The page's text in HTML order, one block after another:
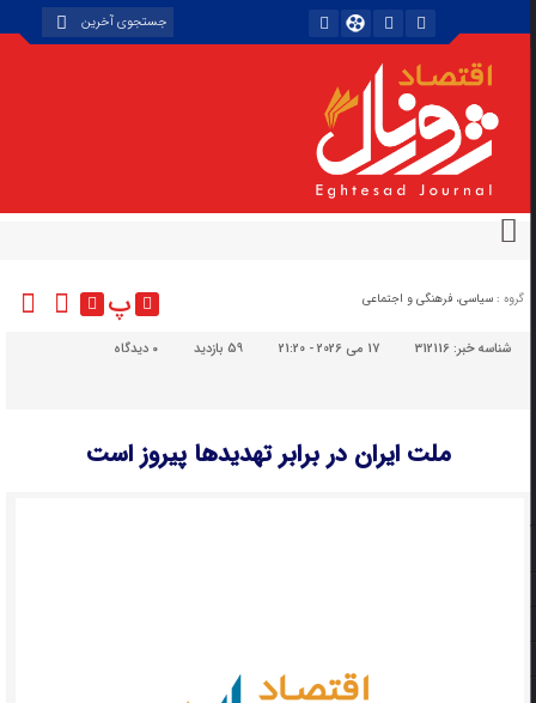
گروه : سیاسی، فرهنگی و اجتماعی پ
شناسه خبر:312116 17 می 2026 - 21:20 59 بازدید دیدگاه
ملت ایران در برابر تهدیدها پیروز است